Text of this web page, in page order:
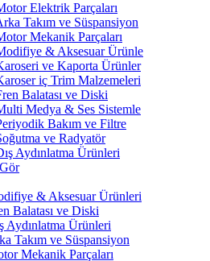
Elektrik Parçaları
Takım ve Süspansiyon
Mekanik Parçaları
& Aksesuar Ürünle
ve Kaporta Ürünler
iç Trim Malzemeleri
Balatası ve Diski
Medya & Ses Sistemle
Bakım ve Filtre
ve Radyatör
Aydınlatma Ürünleri
& Aksesuar Ürünleri
Balatası ve Diski
Aydınlatma Ürünleri
Takım ve Süspansiyon
Mekanik Parçaları